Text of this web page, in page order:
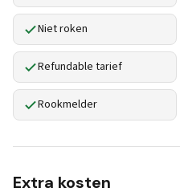
Niet roken
Refundable tarief
Rookmelder
Extra kosten